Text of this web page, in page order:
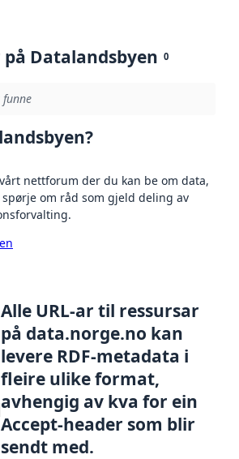
Datalandsbyen 0
nettforum der du kan be om data,
om råd som gjeld deling av
Alle URL-ar til ressursar
på data.norge.no kan
levere RDF-metadata i
fleire ulike format,
avhengig av kva for ein
Accept-header som blir
sendt med.